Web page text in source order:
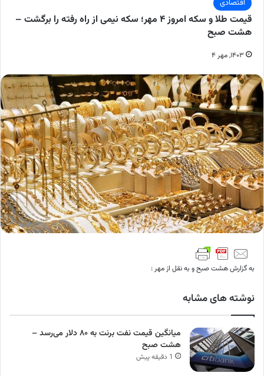
اقتصادی
قیمت طلا و سکه امروز ۴ مهر؛ سکه نیمی از راه رفته را برگشت –
هشت صبح
۱۴۰۳, مهر ۴
به گزارش هشت صبح و به نقل از مهر :
نوشته های مشابه
میانگین قیمت نفت برنت به ۸۰ دلار می‌رسد –
هشت صبح
1 دقیقه پیش